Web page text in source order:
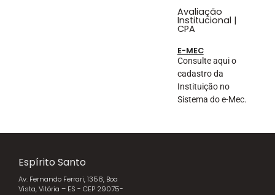
Avaliação
Institucional |
CPA
E-MEC
Consulte aqui o
cadastro da
Instituição no
Sistema do e-Mec.
Espírito Santo
Av. Fernando Ferrari, 1358, Boa
Vista, Vitória – ES - CEP 29075-